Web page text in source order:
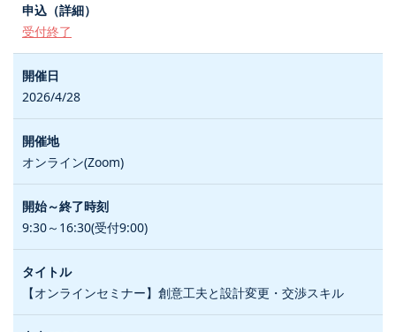
受付終了
2026/4/28
オンライン(Zoom)
9:30～16:30(受付9:00)
【オンラインセミナー】創意工夫と設計変更・交渉スキル